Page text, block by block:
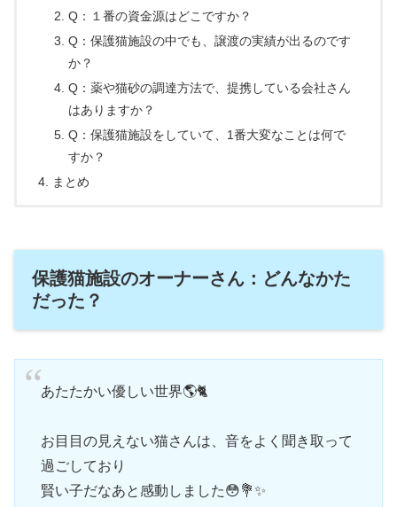
Q：１番の資金源はどこですか？
Q：保護猫施設の中でも、譲渡の実績が出るのです
か？
Q：薬や猫砂の調達方法で、提携している会社さん
はありますか？
Q：保護猫施設をしていて、1番大変なことは何で
すか？
まとめ
保護猫施設のオーナーさん：どんなかた
だった？
あたたかい優しい世界🌎🐈
お目目の見えない猫さんは、音をよく聞き取って
過ごしており
賢い子だなあと感動しました😳💐✨️